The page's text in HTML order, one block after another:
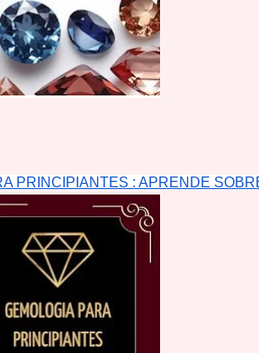
PRINCIPIANTES : APRENDE